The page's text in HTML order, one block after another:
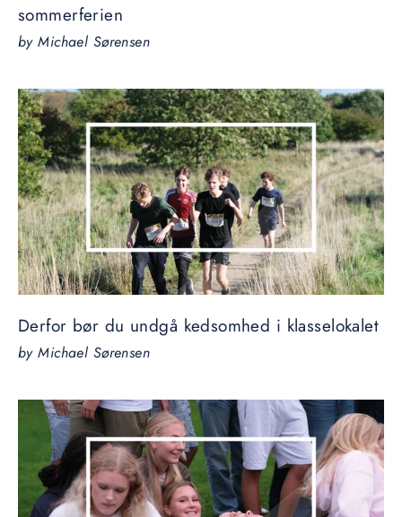
sommerferien
by Michael Sørensen
Derfor bør du undgå kedsomhed i klasselokalet
by Michael Sørensen